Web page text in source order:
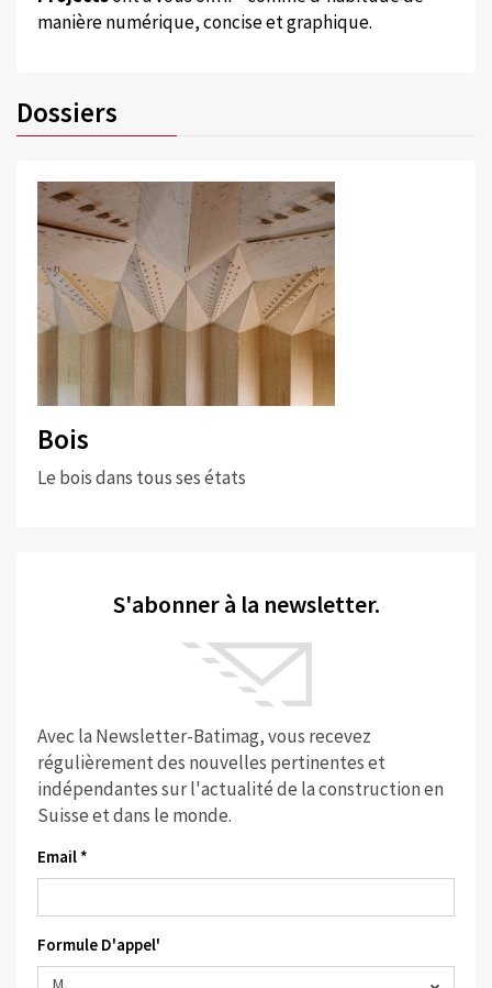
manière numérique, concise et graphique.
Dossiers
Bois
Le bois dans tous ses états
S'abonner à la newsletter.
Avec la Newsletter-Batimag, vous recevez
régulièrement des nouvelles pertinentes et
indépendantes sur l'actualité de la construction en
Suisse et dans le monde.
Email *
Formule D'appel'